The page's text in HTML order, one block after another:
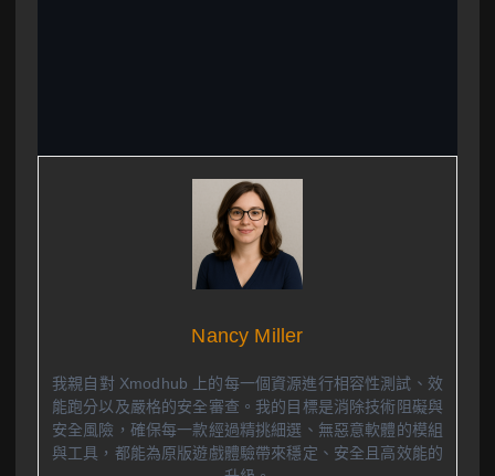
Nancy Miller
我親自對 Xmodhub 上的每一個資源進行相容性測試、效
能跑分以及嚴格的安全審查。我的目標是消除技術阻礙與
安全風險，確保每一款經過精挑細選、無惡意軟體的模組
與工具，都能為原版遊戲體驗帶來穩定、安全且高效能的